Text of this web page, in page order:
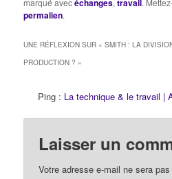
échanges travail
permalien.
UNE RÉFLEXION SUR «SMITH : LA
PRODUCTION ? »
Ping : La technique & le travail |
Laisser un
Votre adresse e-mail ne sera